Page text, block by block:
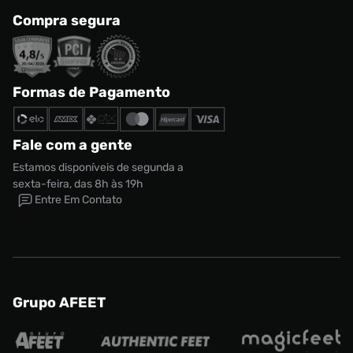
Compra segura
Formas de Pagamento
Fale com a gente
Estamos disponíveis de segunda a
sexta-feira, das 8h às 19h
Entre Em Contato
Grupo AFEET